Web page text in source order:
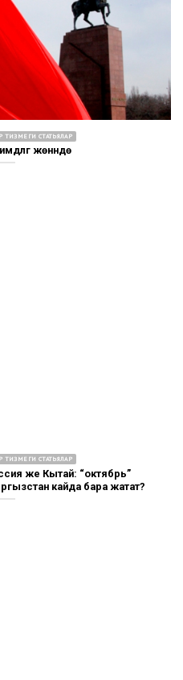
ТИЗМЕГИ СТАТЬЯЛАР
жөнүндө
ТИЗМЕГИ СТАТЬЯЛАР
же Кытай: “октябрь”
кайда бара жатат?